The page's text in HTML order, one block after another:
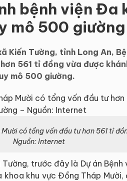
bệnh viện Đa
mô 500 giường
Kiến Tường, tỉnh Long An,
561 tỉ đồng vừa được
mô 500 giường.
có tổng vốn đầu tư hơn 561 tỉ
Nguồn: Internet
trước đây là Dự án
khu vực Đồng Tháp